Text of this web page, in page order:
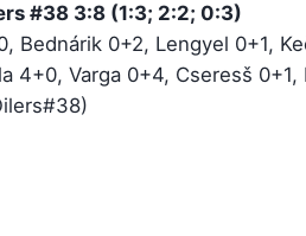
#38 3:8 (1:3; 2:2; 0:3)
Bednárik 0+2, Lengyel 0+1,
4+0, Varga 0+4, Cseresš 0+1,